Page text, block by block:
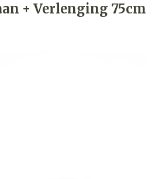
+ Verlenging 75cm